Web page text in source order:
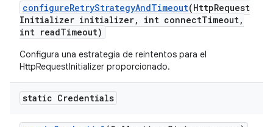
configureRetryStrategyAndTimeout(HttpRequest
Initializer initializer, int connectTimeout,
int readTimeout)
Configura una estrategia de reintentos para el
HttpRequestInitializer proporcionado.
static Credentials